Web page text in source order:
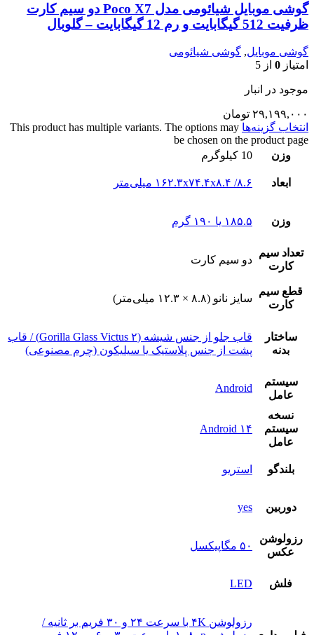
گوشی موبایل شیائومی مدل Poco X7 دو سیم کارت
ظرفیت 512 گیگابایت و رم 12 گیگابایت – گلوبال
گوشی موبایل, گوشی شیائومی
امتیاز 0 از 5
موجود در انبار
۲۹,۱۹۹,۰۰۰ تومان
انتخاب گزینه‌ها This product has multiple variants. The options may
be chosen on the product page
وزن
10 کیلوگرم
ابعاد ۱۶۲.۳x۷۴.۴x۸.۴ /۸.۶ میلی‌متر
وزن ۱۸۵.۵ یا ۱۹۰ گرم
تعداد سيم
کارت
دو سيم کارت
قطع سيم
کارت
سایز نانو (۸.۸ × ۱۲.۳ میلی‌متر)
ساختار
بدنه
قاب جلو از جنس شیشه (Gorilla Glass Victus ۲) / قاب
پشت از جنس پلاستیک یا سیلیکون (چرم مصنوعی)
سيستم
عامل
Android
نسخه
سيستم
عامل
Android ۱۴
بلندگو استريو
دوربين yes
رزولوشن
عکس
۵۰ مگاپیکسل
فلش LED
رزولوشن ۴K با سرعت ۲۴ و ۳۰ فریم بر ثانیه /